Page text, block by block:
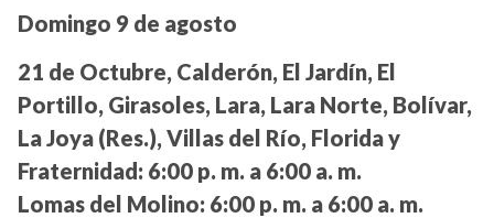
Domingo 9 de agosto
21 de Octubre, Calderón, El Jardín, El
Portillo, Girasoles, Lara, Lara Norte, Bolívar,
La Joya (Res.), Villas del Río, Florida y
Fraternidad: 6:00 p. m. a 6:00 a. m.
Lomas del Molino: 6:00 p. m. a 6:00 a. m.